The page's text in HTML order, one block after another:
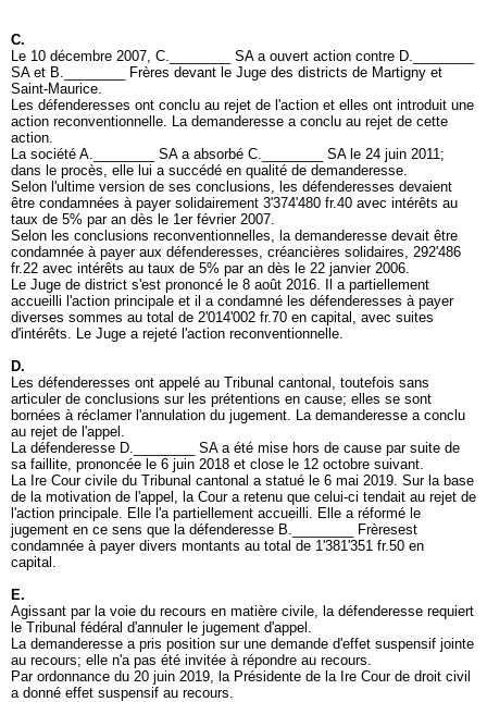
C.
Le 10 décembre 2007, C.________ SA a ouvert action contre D.________
SA et B.________ Frères devant le Juge des districts de Martigny et
Saint-Maurice.
Les défenderesses ont conclu au rejet de l'action et elles ont introduit une
action reconventionnelle. La demanderesse a conclu au rejet de cette
action.
La société A.________ SA a absorbé C.________ SA le 24 juin 2011;
dans le procès, elle lui a succédé en qualité de demanderesse.
Selon l'ultime version de ses conclusions, les défenderesses devaient
être condamnées à payer solidairement 3'374'480 fr.40 avec intérêts au
taux de 5% par an dès le 1er février 2007.
Selon les conclusions reconventionnelles, la demanderesse devait être
condamnée à payer aux défenderesses, créancières solidaires, 292'486
fr.22 avec intérêts au taux de 5% par an dès le 22 janvier 2006.
Le Juge de district s'est prononcé le 8 août 2016. Il a partiellement
accueilli l'action principale et il a condamné les défenderesses à payer
diverses sommes au total de 2'014'002 fr.70 en capital, avec suites
d'intérêts. Le Juge a rejeté l'action reconventionnelle.
D.
Les défenderesses ont appelé au Tribunal cantonal, toutefois sans
articuler de conclusions sur les prétentions en cause; elles se sont
bornées à réclamer l'annulation du jugement. La demanderesse a conclu
au rejet de l'appel.
La défenderesse D.________ SA a été mise hors de cause par suite de
sa faillite, prononcée le 6 juin 2018 et close le 12 octobre suivant.
La Ire Cour civile du Tribunal cantonal a statué le 6 mai 2019. Sur la base
de la motivation de l'appel, la Cour a retenu que celui-ci tendait au rejet de
l'action principale. Elle l'a partiellement accueilli. Elle a réformé le
jugement en ce sens que la défenderesse B.________ Frèresest
condamnée à payer divers montants au total de 1'381'351 fr.50 en
capital.
E.
Agissant par la voie du recours en matière civile, la défenderesse requiert
le Tribunal fédéral d'annuler le jugement d'appel.
La demanderesse a pris position sur une demande d'effet suspensif jointe
au recours; elle n'a pas été invitée à répondre au recours.
Par ordonnance du 20 juin 2019, la Présidente de la Ire Cour de droit civil
a donné effet suspensif au recours.